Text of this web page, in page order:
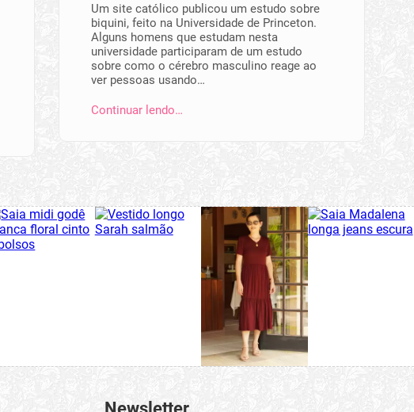
Um site católico publicou um estudo sobre
biquini, feito na Universidade de Princeton.
Alguns homens que estudam nesta
universidade participaram de um estudo
sobre como o cérebro masculino reage ao
ver pessoas usando…
Continuar lendo…